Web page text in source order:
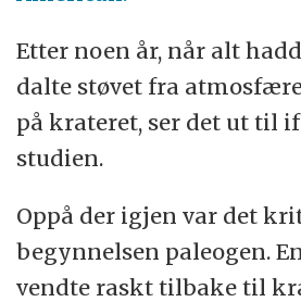
Etter noen år, når alt
dalte støvet fra
på krateret, ser det ut til
studien.
Oppå der igjen var det
begynnelsen paleogen.
vendte raskt tilbake til